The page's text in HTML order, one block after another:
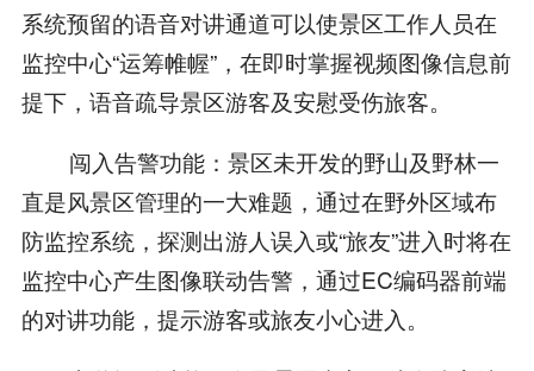
系统预留的语音对讲通道可以使景区工作人员在
监控中心“运筹帷幄”，在即时掌握视频图像信息前
提下，语音疏导景区游客及安慰受伤旅客。
闯入告警功能：景区未开发的野山及野林一
直是风景区管理的一大难题，通过在野外区域布
防监控系统，探测出游人误入或“旅友”进入时将在
监控中心产生图像联动告警，通过EC编码器前端
的对讲功能，提示游客或旅友小心进入。